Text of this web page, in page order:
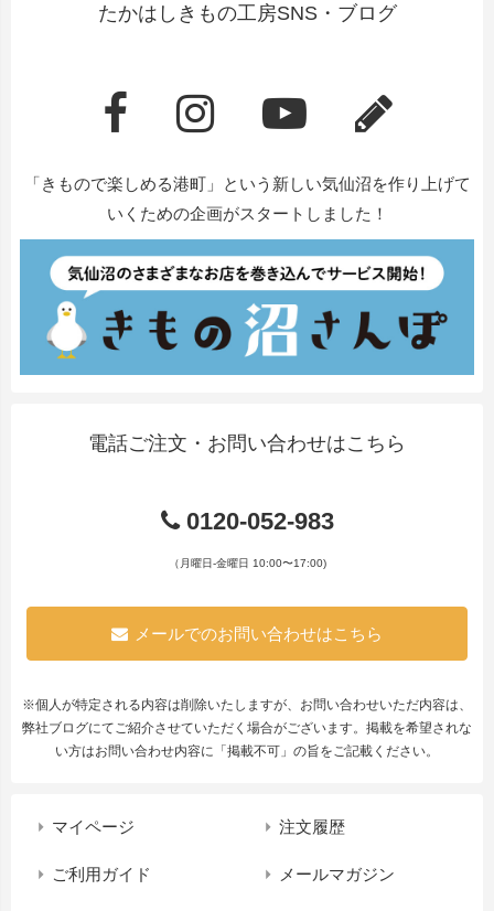
たかはしきもの工房SNS・ブログ
「きもので楽しめる港町」という新しい気仙沼を作り上げて
いくための企画がスタートしました！
電話ご注文・お問い合わせはこちら
0120-052-983
（月曜日-金曜日 10:00〜17:00)
メールでのお問い合わせはこちら
※個人が特定される内容は削除いたしますが、お問い合わせいただ内容は、
弊社ブログにてご紹介させていただく場合がございます。掲載を希望されな
い方はお問い合わせ内容に「掲載不可」の旨をご記載ください。
マイページ 注文履歴
ご利用ガイド メールマガジン